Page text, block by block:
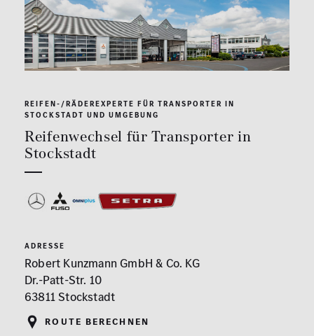
REIFEN-/RÄDEREXPERTE FÜR TRANSPORTER IN
STOCKSTADT UND UMGEBUNG
Reifenwechsel für Transporter in
Stockstadt
ADRESSE
Robert Kunzmann GmbH & Co. KG
Dr.-Patt-Str. 10
63811 Stockstadt
Route berechnen